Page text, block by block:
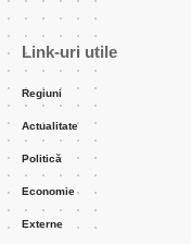
Link-uri utile
Regiuni
Actualitate
Politică
Economie
Externe